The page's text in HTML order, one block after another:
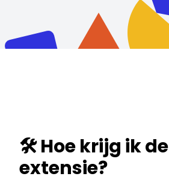
🛠️ Hoe krijg ik de
extensie?